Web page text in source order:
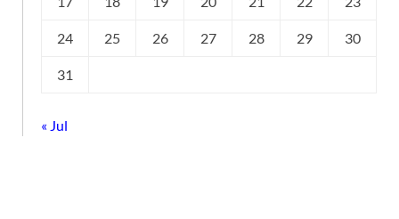
24 25 26 27 28 29 30
31
« Jul